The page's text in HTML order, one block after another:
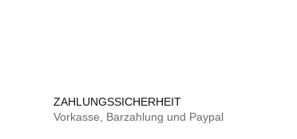
ZAHLUNGSSICHERHEIT
Vorkasse, Barzahlung und Paypal